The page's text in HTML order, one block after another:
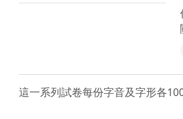
這一系列試卷每份字音及字形各